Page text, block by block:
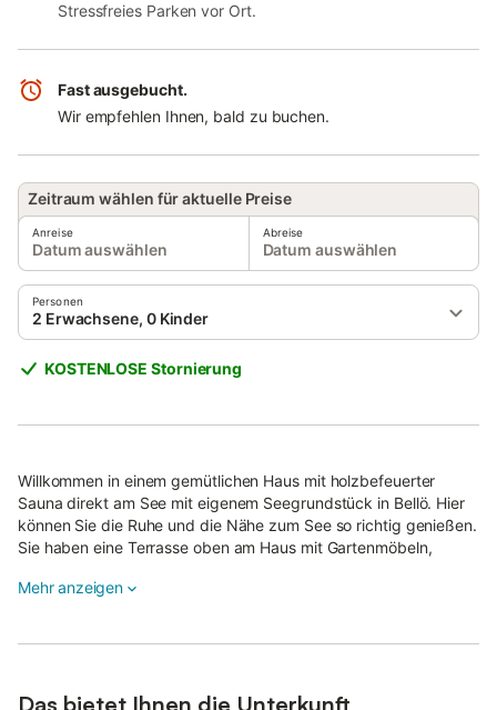
Stressfreies Parken vor Ort.
Fast ausgebucht.
Wir empfehlen Ihnen, bald zu buchen.
Zeitraum wählen für aktuelle Preise
Anreise
Datum auswählen
Abreise
Datum auswählen
Personen
2 Erwachsene, 0 Kinder
KOSTENLOSE Stornierung
Willkommen in einem gemütlichen Haus mit holzbefeuerter
Sauna direkt am See mit eigenem Seegrundstück in Bellö. Hier
können Sie die Ruhe und die Nähe zum See so richtig genießen.
Sie haben eine Terrasse oben am Haus mit Gartenmöbeln,
Tage verbringen können.
Mehr anzeigen
Das bietet Ihnen die Unterkunft